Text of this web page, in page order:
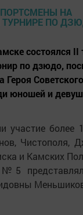
состоялся
по дзюдо,
Героя
юношей и
участие более
Чистополя,
и Камских